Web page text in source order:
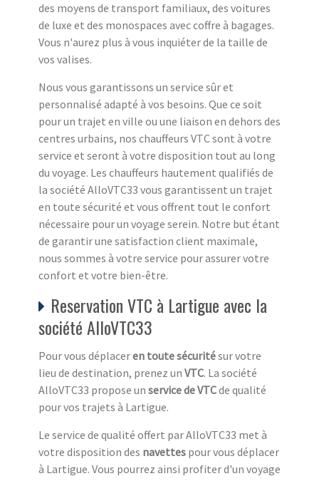
des moyens de transport familiaux, des voitures
de luxe et des monospaces avec coffre à bagages.
Vous n'aurez plus à vous inquiéter de la taille de
vos valises.
Nous vous garantissons un service sûr et
personnalisé adapté à vos besoins. Que ce soit
pour un trajet en ville ou une liaison en dehors des
centres urbains, nos chauffeurs VTC sont à votre
service et seront à votre disposition tout au long
du voyage. Les chauffeurs hautement qualifiés de
la société AlloVTC33 vous garantissent un trajet
en toute sécurité et vous offrent tout le confort
nécessaire pour un voyage serein. Notre but étant
de garantir une satisfaction client maximale,
nous sommes à votre service pour assurer votre
confort et votre bien-être.
Reservation VTC à Lartigue avec la
société AlloVTC33
Pour vous déplaceren toute sécuritésur votre
lieu de destination, prenez un VTC. La société
AlloVTC33 propose un service de VTCde qualité
pour vos trajets à Lartigue.
Le service de qualité offert par AlloVTC33 met à
votre disposition des navettes pour vous déplacer
à Lartigue. Vous pourrez ainsi profiter d'un voyage